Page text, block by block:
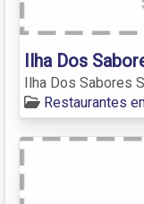
Ilha Dos
Ilha Dos Sabores
Restaurantes